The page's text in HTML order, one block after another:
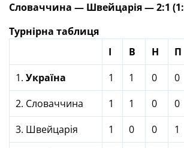
Словаччина — Швейцарія — 2:1 (1:
Турнірна таблиця
І
В Н П
1. Україна 1 1 0 0
2. Словаччина
1 1 0 0
3. Швейцарія
1 0 0 1